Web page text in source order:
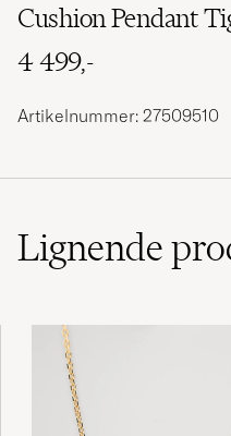
Cushion Pendant
4 499,-
Artikelnummer: 27509510
Lignende